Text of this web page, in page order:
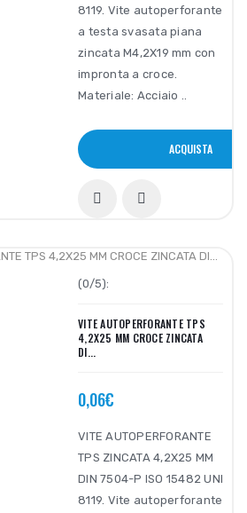
8119. Vite autoperforante
a testa svasata piana
zincata M4,2X19 mm con
impronta a croce.
Materiale: Acciaio ..
ACQUISTA
(0/5):
VITE AUTOPERFORANTE TPS
4,2X25 MM CROCE ZINCATA
DI...
0,06€
VITE AUTOPERFORANTE
TPS ZINCATA 4,2X25 MM
DIN 7504-P ISO 15482 UNI
8119. Vite autoperforante